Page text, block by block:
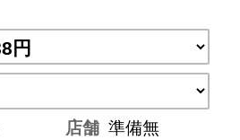
店舗 準備無